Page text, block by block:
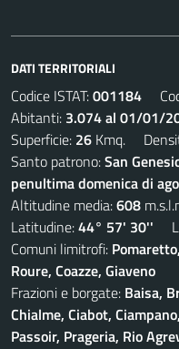
DATI TERRITORIALI
Codice ISTAT:001184
Abitanti: 3.074 al 01/01/
Superficie: 26 Kmq.
Santo patrono:San
penultima domenica di
Altitudine media:608
Latitudine:44° 57' 30''
Comuni limitrofi:
Roure, Coazze, Giaveno
Frazioni e borgate: Baisa,
Chialme, Ciabot,
Passoir, Prageria, Rio